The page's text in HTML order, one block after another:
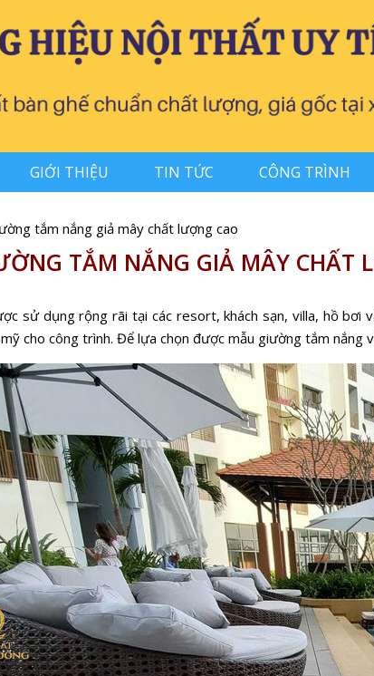
GIỚI THIỆU TIN TỨC CÔNG TRÌNH
tắm nắng giả mây chất lượng cao
TẮM NẮNG GIẢ MÂY CHẤT
sử dụng rộng rãi tại các resort, khách sạn, villa, hồ bơi
cho công trình. Để lựa chọn được mẫu giường tắm nắng